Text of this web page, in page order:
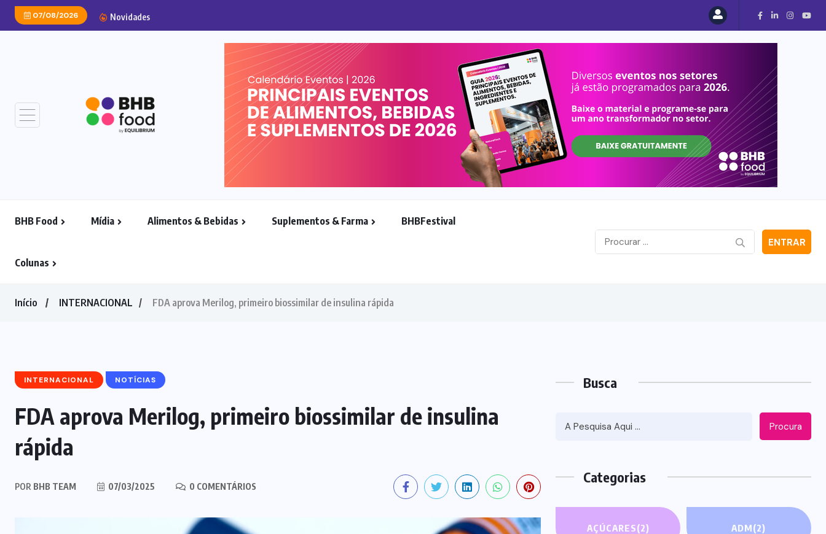
07/08/2026 Novidades
BHB Food Mídia Alimentos & Bebidas Suplementos & Farma BHBFestival
Colunas
ENTRAR
Início INTERNACIONAL FDA aprova Merilog, primeiro biossimilar de insulina rápida
INTERNACIONAL NOTÍCIAS
FDA aprova Merilog, primeiro biossimilar de insulina
rápida
POR BHB TEAM 07/03/2025 0 COMENTÁRIOS
Busca
Procura
Categorias
AÇÚCARES(2) ADM(2)